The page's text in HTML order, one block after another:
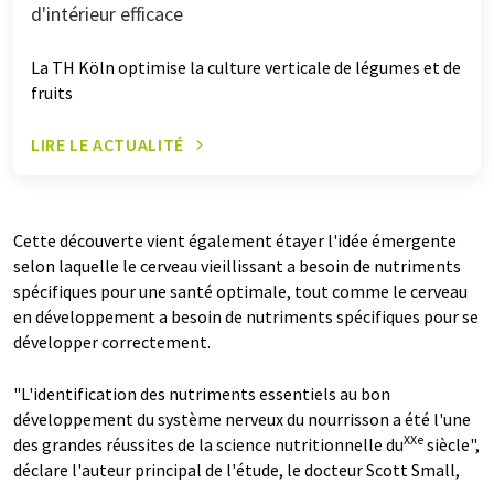
d'intérieur efficace
La TH Köln optimise la culture verticale de légumes et de
fruits
LIRE LE ACTUALITÉ
Cette découverte vient également étayer l'idée émergente
selon laquelle le cerveau vieillissant a besoin de nutriments
spécifiques pour une santé optimale, tout comme le cerveau
en développement a besoin de nutriments spécifiques pour se
développer correctement.
"L'identification des nutriments essentiels au bon
développement du système nerveux du nourrisson a été l'une
des grandes réussites de la science nutritionnelle duXXe siècle",
déclare l'auteur principal de l'étude, le docteur Scott Small,